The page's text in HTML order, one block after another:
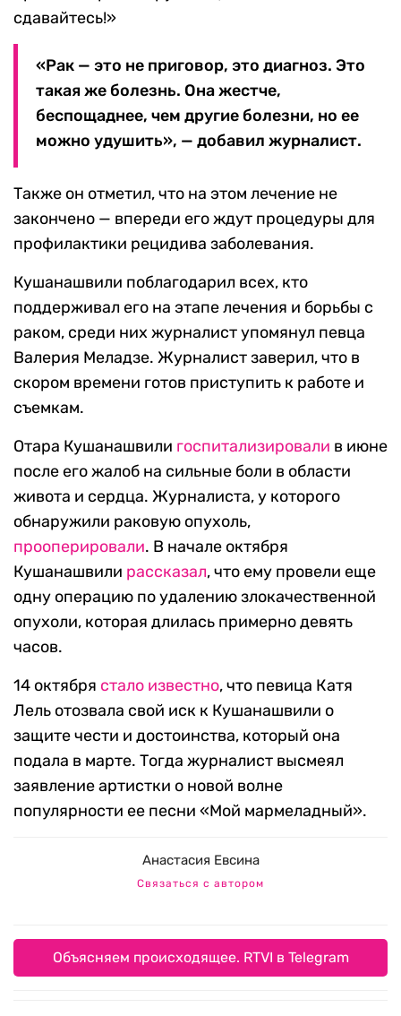
сдавайтесь!»
«Рак — это не приговор, это диагноз. Это
такая же болезнь. Она жестче,
беспощаднее, чем другие болезни, но ее
можно удушить», — добавил журналист.
Также он отметил, что на этом лечение не
закончено — впереди его ждут процедуры для
профилактики рецидива заболевания.
Кушанашвили поблагодарил всех, кто
поддерживал его на этапе лечения и борьбы с
раком, среди них журналист упомянул певца
Валерия Меладзе. Журналист заверил, что в
скором времени готов приступить к работе и
съемкам.
Отара Кушанашвили госпитализировали в июне
после его жалоб на сильные боли в области
живота и сердца. Журналиста, у которого
обнаружили раковую опухоль,
прооперировали. В начале октября
Кушанашвили рассказал, что ему провели еще
одну операцию по удалению злокачественной
опухоли, которая длилась примерно девять
часов.
14 октября стало известно, что певица Катя
Лель отозвала свой иск к Кушанашвили о
защите чести и достоинства, который она
подала в марте. Тогда журналист высмеял
заявление артистки о новой волне
популярности ее песни «Мой мармеладный».
Анастасия Евсина
Связаться с автором
Объясняем происходящее. RTVI в Telegram